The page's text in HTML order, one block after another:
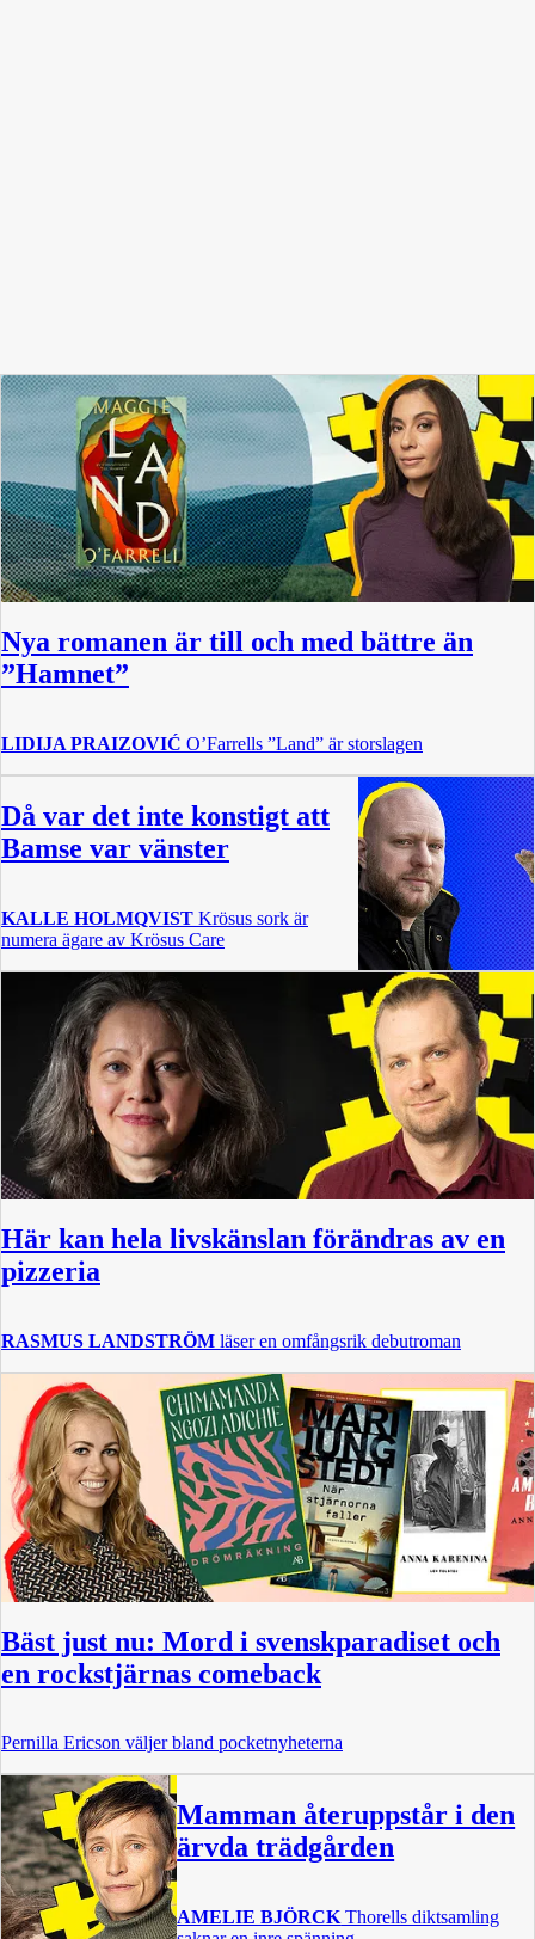
Nya romanen är till och med bättre än
”Hamnet”
LIDIJA PRAIZOVIĆ O’Farrells ”Land” är storslagen
Då var det inte konstigt att
Bamse var vänster
KALLE HOLMQVIST Krösus sork är
numera ägare av Krösus Care
Här kan hela livskänslan förändras av en
pizzeria
RASMUS LANDSTRÖM läser en omfångsrik debutroman
Bäst just nu: Mord i svenskparadiset och
en rockstjärnas comeback
Pernilla Ericson väljer bland pocketnyheterna
Mamman återuppstår i den
ärvda trädgården
AMELIE BJÖRCK Thorells diktsamling